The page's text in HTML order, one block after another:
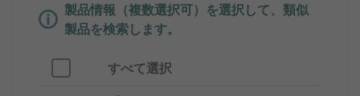
製品情報（複数選択可）を選択して、類似
製品を検索します。
すべて選択